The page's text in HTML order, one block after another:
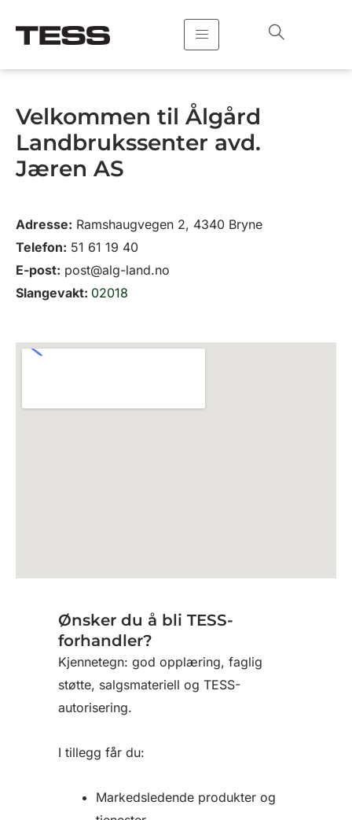
rett
Velkommen til Ålgård
Landbrukssenter avd.
Jæren AS
Adresse: Ramshaugvegen 2, 4340 Bryne
Telefon: 51 61 19 40
E-post: post@alg-land.no
Slangevakt: 02018
Ønsker du å bli TESS-
forhandler?
Kjennetegn: god opplæring, faglig
støtte, salgsmateriell og TESS-
autorisering.
I tillegg får du:
Markedsledende produkter og